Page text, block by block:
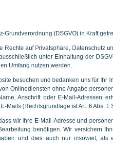
Grundverordnung (DSGVO) in Kraft
Rechte auf Privatsphäre, Datenschutz
unter Einhaltung der
Umfang nutzen werden.
besuchen und bedanken uns für Ihr
Onlinediensten ohne Angabe
Anschrift oder E-Mail-Adressen
Mails (Rechtsgrundlage ist Art. 6 Abs. 1
wir Ihre E-Mail-Adresse und
benötigen. Wir versichern
und dies auch nur insoweit,